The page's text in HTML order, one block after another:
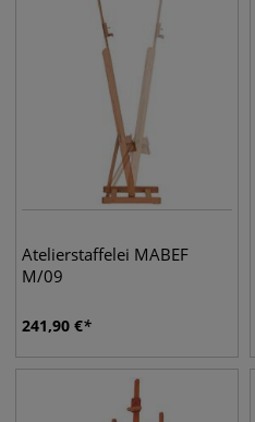
Atelierstaffelei MABEF
M/09
241,90 €